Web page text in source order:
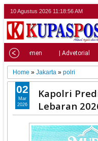
10 Agustus 2026 11:18:57 AM
| Parlemen | Advetorial
Home »Jakarta »polri
Kapolri
Lebaran
02
Mar
2026